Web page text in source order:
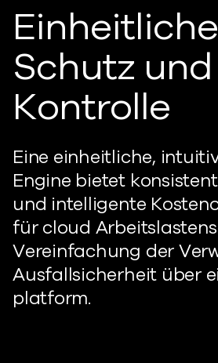
Schutz und
Kontrolle
Eine einheitliche,
Engine bietet
und intelligente
fürcloud Arbeitslastens
Vereinfachung der
Ausfallsicherheit über
platform.